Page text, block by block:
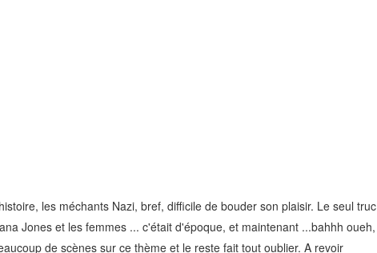
les méchants Nazi, bref, difficile de bouder son plaisir. Le seul truc
Jones et les femmes ... c'était d'époque, et maintenant ...bahhh oueh,
de scènes sur ce thème et le reste fait tout oublier. A revoir